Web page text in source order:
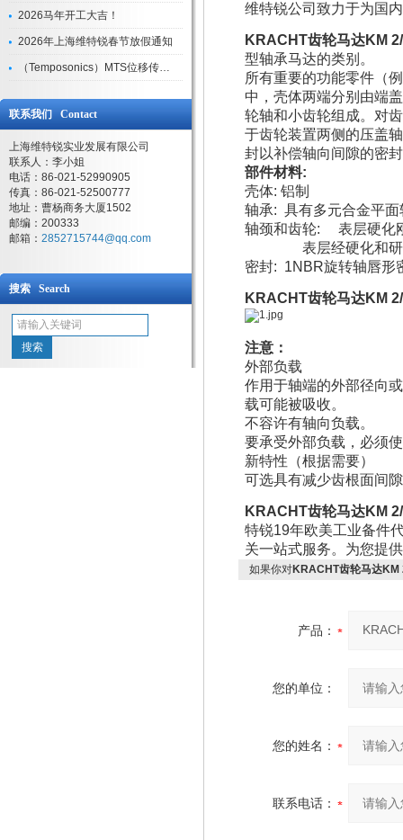
2026马年开工大吉！
2026年上海维特锐春节放假通知
（Temposonics）MTS位移传感器现货库存型号
联系我们 Contact
上海维特锐实业发展有限公司
联系人：李小姐
电话：86-021-52990905
传真：86-021-52500777
地址：曹杨商务大厦1502
邮编：200333
邮箱： 2852715744@qq.com
搜索 Search
维特锐公司致力于为国
KRACHT齿轮马达KM
型轴承马达的类别。
所有重要的功能零件（
中，壳体两端分别由端
轮轴和小齿轮组成。对
于齿轮装置两侧的压盖
封以补偿轴向间隙的密
部件材料:
壳体: 铝制
轴承: 具有多元合金平
轴颈和齿轮: 表层硬化
表层经硬化和研
密封: 1NBR旋转轴唇形
KRACHT齿轮马达KM
注意：
外部负载
作用于轴端的外部径向
载可能被吸收。
不容许有轴向负载。
要承受外部负载，必须
新特性（根据需要）
可选具有减少齿根面间
KRACHT齿轮马达KM
特锐19年欧美工业备件
关一站式服务。为您提
如果你对KRACHT齿轮马达
产品：
您的单位：
您的姓名：
联系电话：